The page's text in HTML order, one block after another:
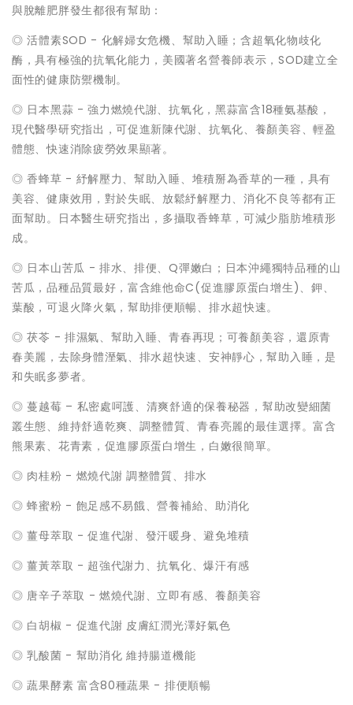
與脫離肥胖發生都很有幫助：
◎ 活體素SOD - 化解婦女危機、幫助入睡；含超氧化物歧化
酶，具有極強的抗氧化能力，美國著名營養師表示，SOD建立全
面性的健康防禦機制。
◎ 日本黑蒜 - 強力燃燒代謝、抗氧化，黑蒜富含18種氨基酸，
現代醫學研究指出，可促進新陳代謝、抗氧化、養顏美容、輕盈
體態、快速消除疲勞效果顯著。
◎ 香蜂草 - 紓解壓力、幫助入睡、堆積掰為香草的一種，具有
美容、健康效用，對於失眠、放鬆紓解壓力、消化不良等都有正
面幫助。日本醫生研究指出，多攝取香蜂草，可減少脂肪堆積形
成。
◎ 日本山苦瓜 - 排水、排便、Q彈嫩白；日本沖繩獨特品種的山
苦瓜，品種品質最好，富含維他命C(促進膠原蛋白增生)、鉀、
葉酸，可退火降火氣，幫助排便順暢、排水超快速。
◎ 茯苓 - 排濕氣、幫助入睡、青春再現；可養顏美容，還原青
春美麗，去除身體溼氣、排水超快速、安神靜心，幫助入睡，是
和失眠多夢者。
◎ 蔓越莓 – 私密處呵護、清爽舒適的保養秘器，幫助改變細菌
叢生態、維持舒適乾爽、調整體質、青春亮麗的最佳選擇。富含
熊果素、花青素，促進膠原蛋白增生，白嫩很簡單。
◎ 肉桂粉 - 燃燒代謝 調整體質、排水
◎ 蜂蜜粉 - 飽足感不易餓、營養補給、助消化
◎ 薑母萃取 - 促進代謝、發汗暖身、避免堆積
◎ 薑黃萃取 - 超強代謝力、抗氧化、爆汗有感
◎ 唐辛子萃取 - 燃燒代謝、立即有感、養顏美容
◎ 白胡椒 - 促進代謝 皮膚紅潤光澤好氣色
◎ 乳酸菌 - 幫助消化 維持腸道機能
◎ 蔬果酵素 富含80種蔬果 - 排便順暢